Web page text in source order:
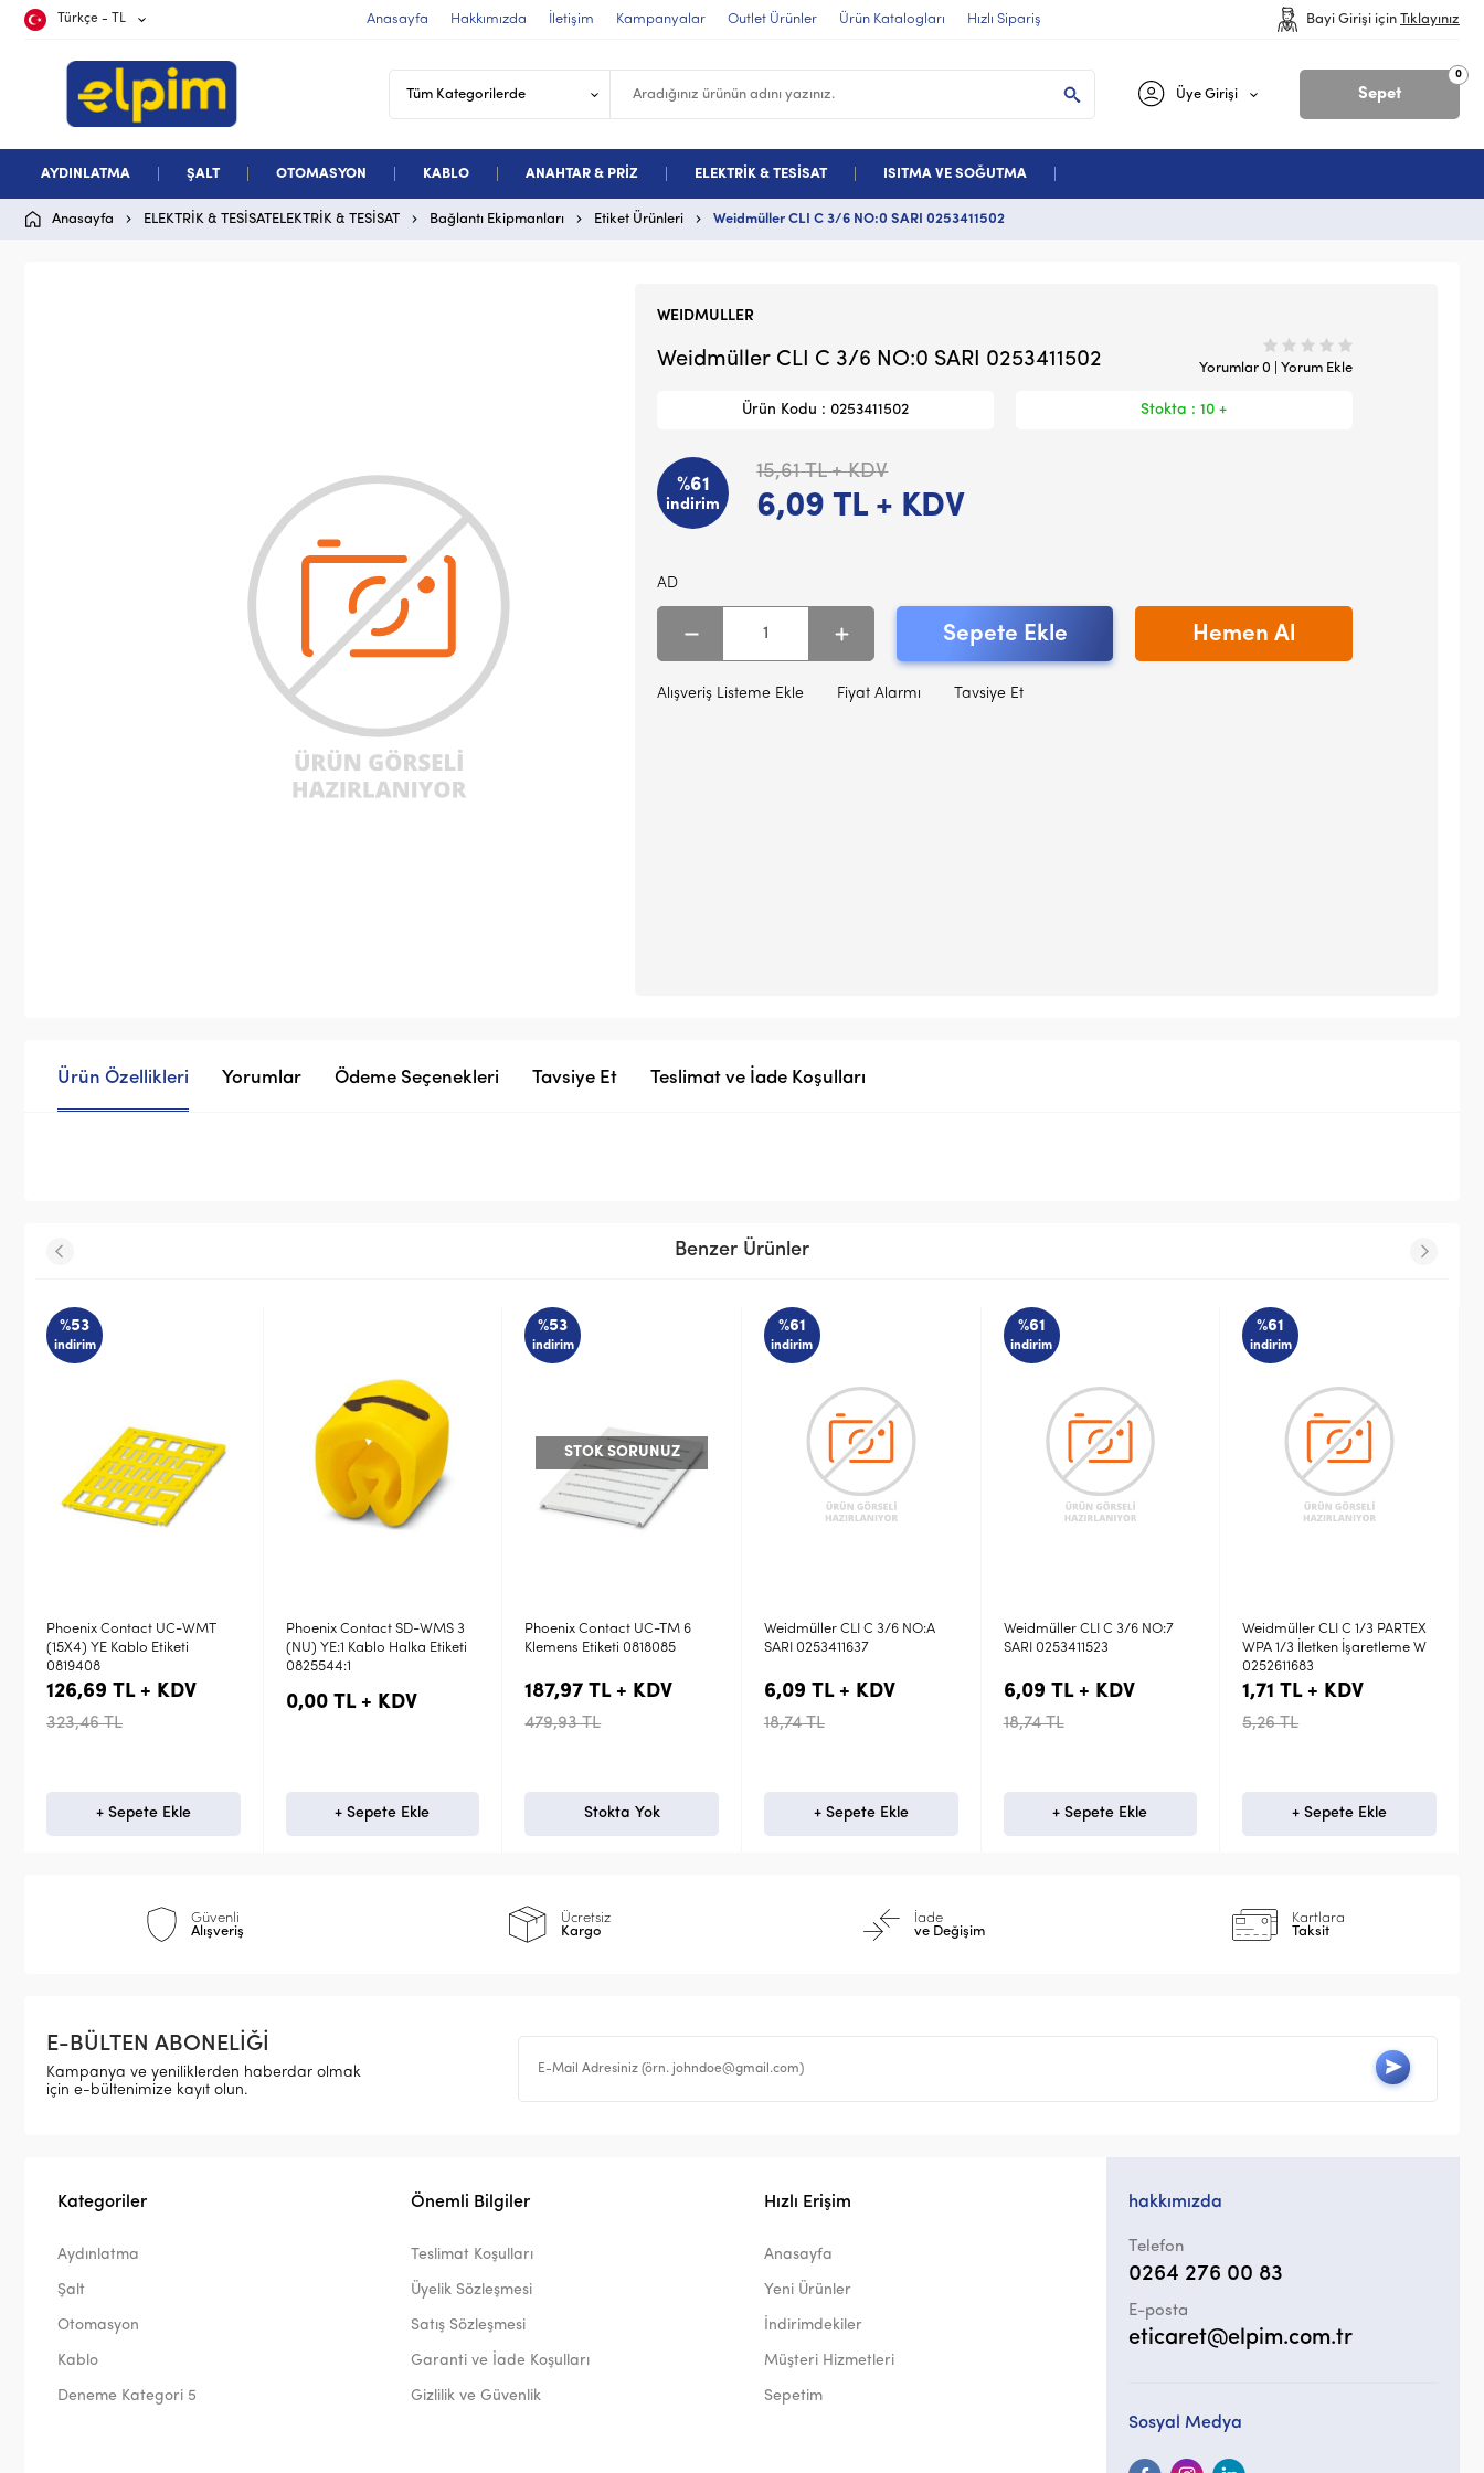
Türkçe - TL Anasayfa Hakkımızda İletişim Kampanyalar Outlet Ürünler Ürün Katalogları Hızlı Sipariş Bayi Girişi için Tıklayınız
Sepet
0
Üye Girişi
AYDINLATMA ŞALT OTOMASYON KABLO ANAHTAR & PRİZ ELEKTRİK & TESİSAT ISITMA VE SOĞUTMA
Anasayfa ELEKTRİK & TESİSATELEKTRİK & TESİSAT Bağlantı Ekipmanları Etiket Ürünleri Weidmüller CLI C 3/6 NO:0 SARI 0253411502
WEIDMULLER
Weidmüller CLI C 3/6 NO:0 SARI 0253411502 Yorumlar 0 | Yorum Ekle
Ürün Kodu : 0253411502 Stokta : 10 +
%61
indirim
15,61TL + KDV
6,09 TL + KDV
AD
Sepete Ekle Hemen Al
Alışveriş Listeme Ekle Fiyat Alarmı Tavsiye Et
Ürün Özellikleri Yorumlar Ödeme Seçenekleri Tavsiye Et Teslimat ve İade Koşulları
Benzer Ürünler
Phoenix Contact SD-WMS 3
(NU) YE:1 Kablo Halka Etiketi
0825544:1
0,00 TL + KDV
+ Sepete Ekle
STOK SORUNUZ
Phoenix Contact UC-TM 6
Klemens Etiketi 0818085
187,97 TL + KDV
Stokta Yok
%61
indirim
Weidmüller CLI C 3/6 NO:A
SARI 0253411637
6,09 TL + KDV
18,74 TL
+ Sepete Ekle
%61
indirim
Weidmüller CLI C 3/6 NO:7
SARI 0253411523
6,09 TL + KDV
18,74 TL
+ Sepete Ekle
%61
indirim
Weidmüller CLI C 1/3 PARTEX
WPA 1/3 İletken İşaretleme W
1,71 TL + KDV
5,26 TL
+ Sepete Ekle
%61
indirim
Weidmüller CLI C 1/3 PARTEX
WPA 1/3 İletken İşaretleme J
0252611655
1,71 TL + KDV
5,26 TL
+ Sepete Ekle
Güvenli
Alışveriş
Ücretsiz
Kargo
İade
ve Değişim
Kartlara
Taksit
E-BÜLTEN ABONELİĞİ
Kampanya ve yeniliklerden haberdar olmak
için e-bültenimize kayıt olun.
Kategoriler
Aydınlatma
Şalt
Otomasyon
Kablo
Deneme Kategori 5
Önemli Bilgiler
Teslimat Koşulları
Üyelik Sözleşmesi
Satış Sözleşmesi
Garanti ve İade Koşulları
Gizlilik ve Güvenlik
Hızlı Erişim
Anasayfa
Yeni Ürünler
İndirimdekiler
Müşteri Hizmetleri
Sepetim
hakkımızda
Telefon
0264 276 00 83
E-posta
eticaret@elpim.com.tr
Sosyal Medya